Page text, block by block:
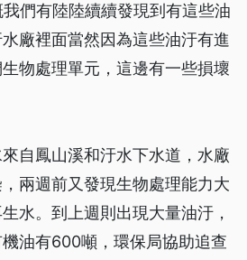
們有陸陸續續發現到有這些油
廠裡面當然因為這些油汙有進
物處理單元，這邊有一些損壞
自鳳山溪和汙水下水道，水廠
兩週前又發現生物處理能力大
水。到上週則出現大量油汙，
油有600噸，環保局協助追查